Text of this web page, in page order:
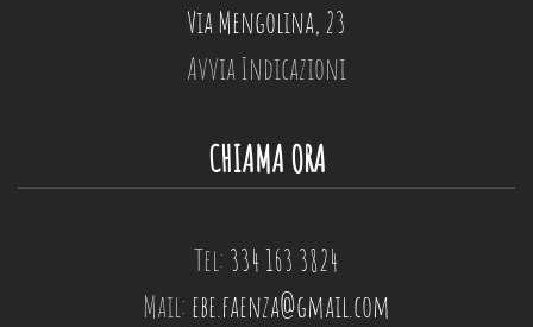
Via Mengolina, 23
Avvia Indicazioni
CHIAMA ORA
Tel: 334 163 3824
Mail: ebe.faenza@gmail.com